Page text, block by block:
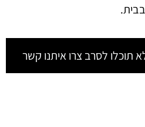
לסרב צרו איתנו קשר